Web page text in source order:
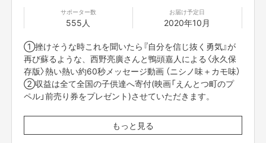
はじめまして、YouTube講演家の
鴨頭嘉人（かもがしら よしひと）です
サポーター数
555人
お届け予定日
2020年10月
①挫けそうな時これを聞いたら『自分を信じ抜く勇気』が
再び蘇るような、西野亮廣さんと鴨頭嘉人による〈永久保
存版〉熱い熱い約60秒メッセージ動画 （ニシノ味＋カモ味）
②収益は全て全国の子供達へ寄付(映画「えんとつ町のプ
ペル」前売り券をプレゼント)させていただきます。
■ 配信は「Vimeo」という配信システムを使用してお届けい
たします。限定リンクをクリックするだけで動画を見るこ
もっと見る